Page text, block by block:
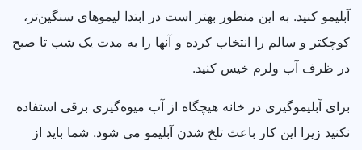
آبلیمو کنید. به این منظور بهتر است در ابتدا لیموهای سنگین‌تر،
کوچکتر و سالم را انتخاب کرده و آنها را به مدت یک شب تا صبح
در ظرف آب ولرم خیس کنید.
برای آبلیموگیری در خانه هیچگاه از آب میوه‌گیری برقی استفاده
نکنید زیرا این کار باعث تلخ شدن آبلیمو می‌ شود. شما باید از